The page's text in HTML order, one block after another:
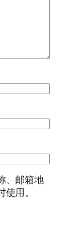
、邮箱地
用。